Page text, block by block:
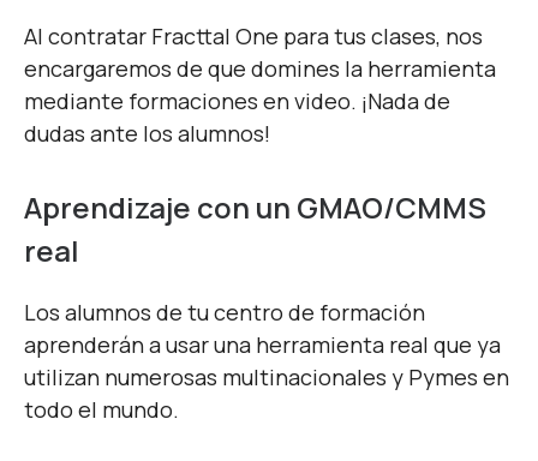
Al contratar Fracttal One para tus clases, nos
encargaremos de que domines la herramienta
mediante formaciones en video. ¡Nada de
dudas ante los alumnos!
Aprendizaje con un GMAO/CMMS
real
Los alumnos de tu centro de formación
aprenderán a usar una herramienta real que ya
utilizan numerosas multinacionales y Pymes en
todo el mundo.